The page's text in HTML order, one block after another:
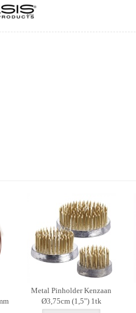
Metal Pinholder Kenzaan
Ø3,75cm (1,5") 1tk